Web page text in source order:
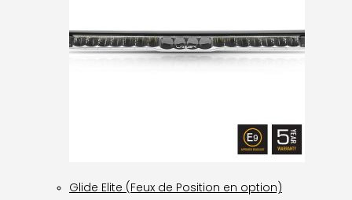
Glide Elite (Feux de Position en option)